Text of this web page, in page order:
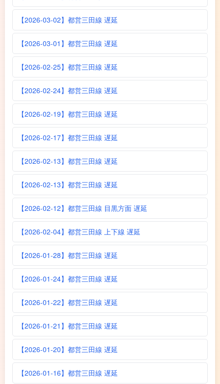
【2026-03-02】都営三田線 遅延
【2026-03-01】都営三田線 遅延
【2026-02-25】都営三田線 遅延
【2026-02-24】都営三田線 遅延
【2026-02-19】都営三田線 遅延
【2026-02-17】都営三田線 遅延
【2026-02-13】都営三田線 遅延
【2026-02-13】都営三田線 遅延
【2026-02-12】都営三田線 目黒方面 遅延
【2026-02-04】都営三田線 上下線 遅延
【2026-01-28】都営三田線 遅延
【2026-01-24】都営三田線 遅延
【2026-01-22】都営三田線 遅延
【2026-01-21】都営三田線 遅延
【2026-01-20】都営三田線 遅延
【2026-01-16】都営三田線 遅延